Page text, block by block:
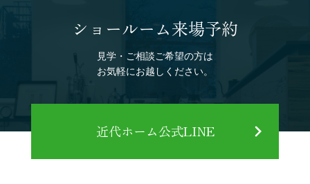
ショールーム来場予約
見学・ご相談ご希望の方は
お気軽にお越しください。
近代ホーム公式LINE